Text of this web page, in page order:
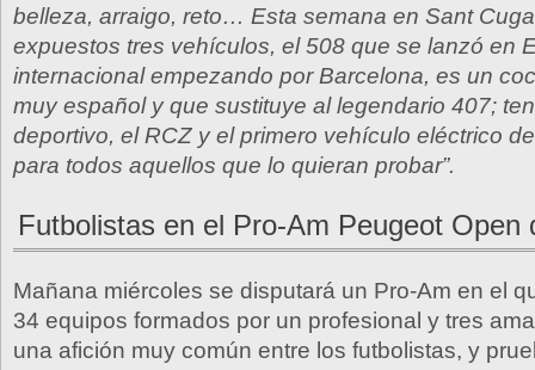
belleza, arraigo, reto… Esta semana en Sant
expuestos tres vehículos, el 508 que se lanzó en
internacional empezando por Barcelona, es un
muy español y que sustituye al legendario 407;
deportivo, el RCZ y el primero vehículo eléctrico
para todos aquellos que lo quieran probar”.
Futbolistas en el Pro-Am Peugeot Open
Mañana miércoles se disputará un Pro-Am en el
34 equipos formados por un profesional y tres
una afición muy común entre los futbolistas, y